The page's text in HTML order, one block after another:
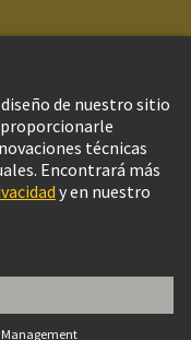
12 POLOS
al cliente